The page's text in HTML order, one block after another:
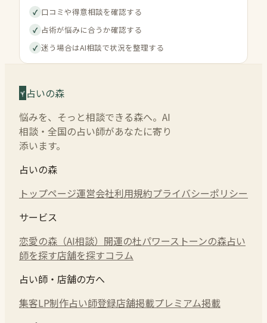
✓ 口コミや得意相談を確認する
✓ 占術が悩みに合うか確認する
✓ 迷う場合はAI相談で状況を整理する
占いの森
悩みを、そっと相談できる森へ。AI
相談・全国の占い師があなたに寄り
添います。
占いの森
トップページ運営会社利用規約プライバシーポリシー
サービス
恋愛の森（AI相談） 開運の杜パワーストーンの森占い
師を探す店舗を探すコラム
占い師・店舗の方へ
集客LP制作占い師登録店舗掲載プレミアム掲載